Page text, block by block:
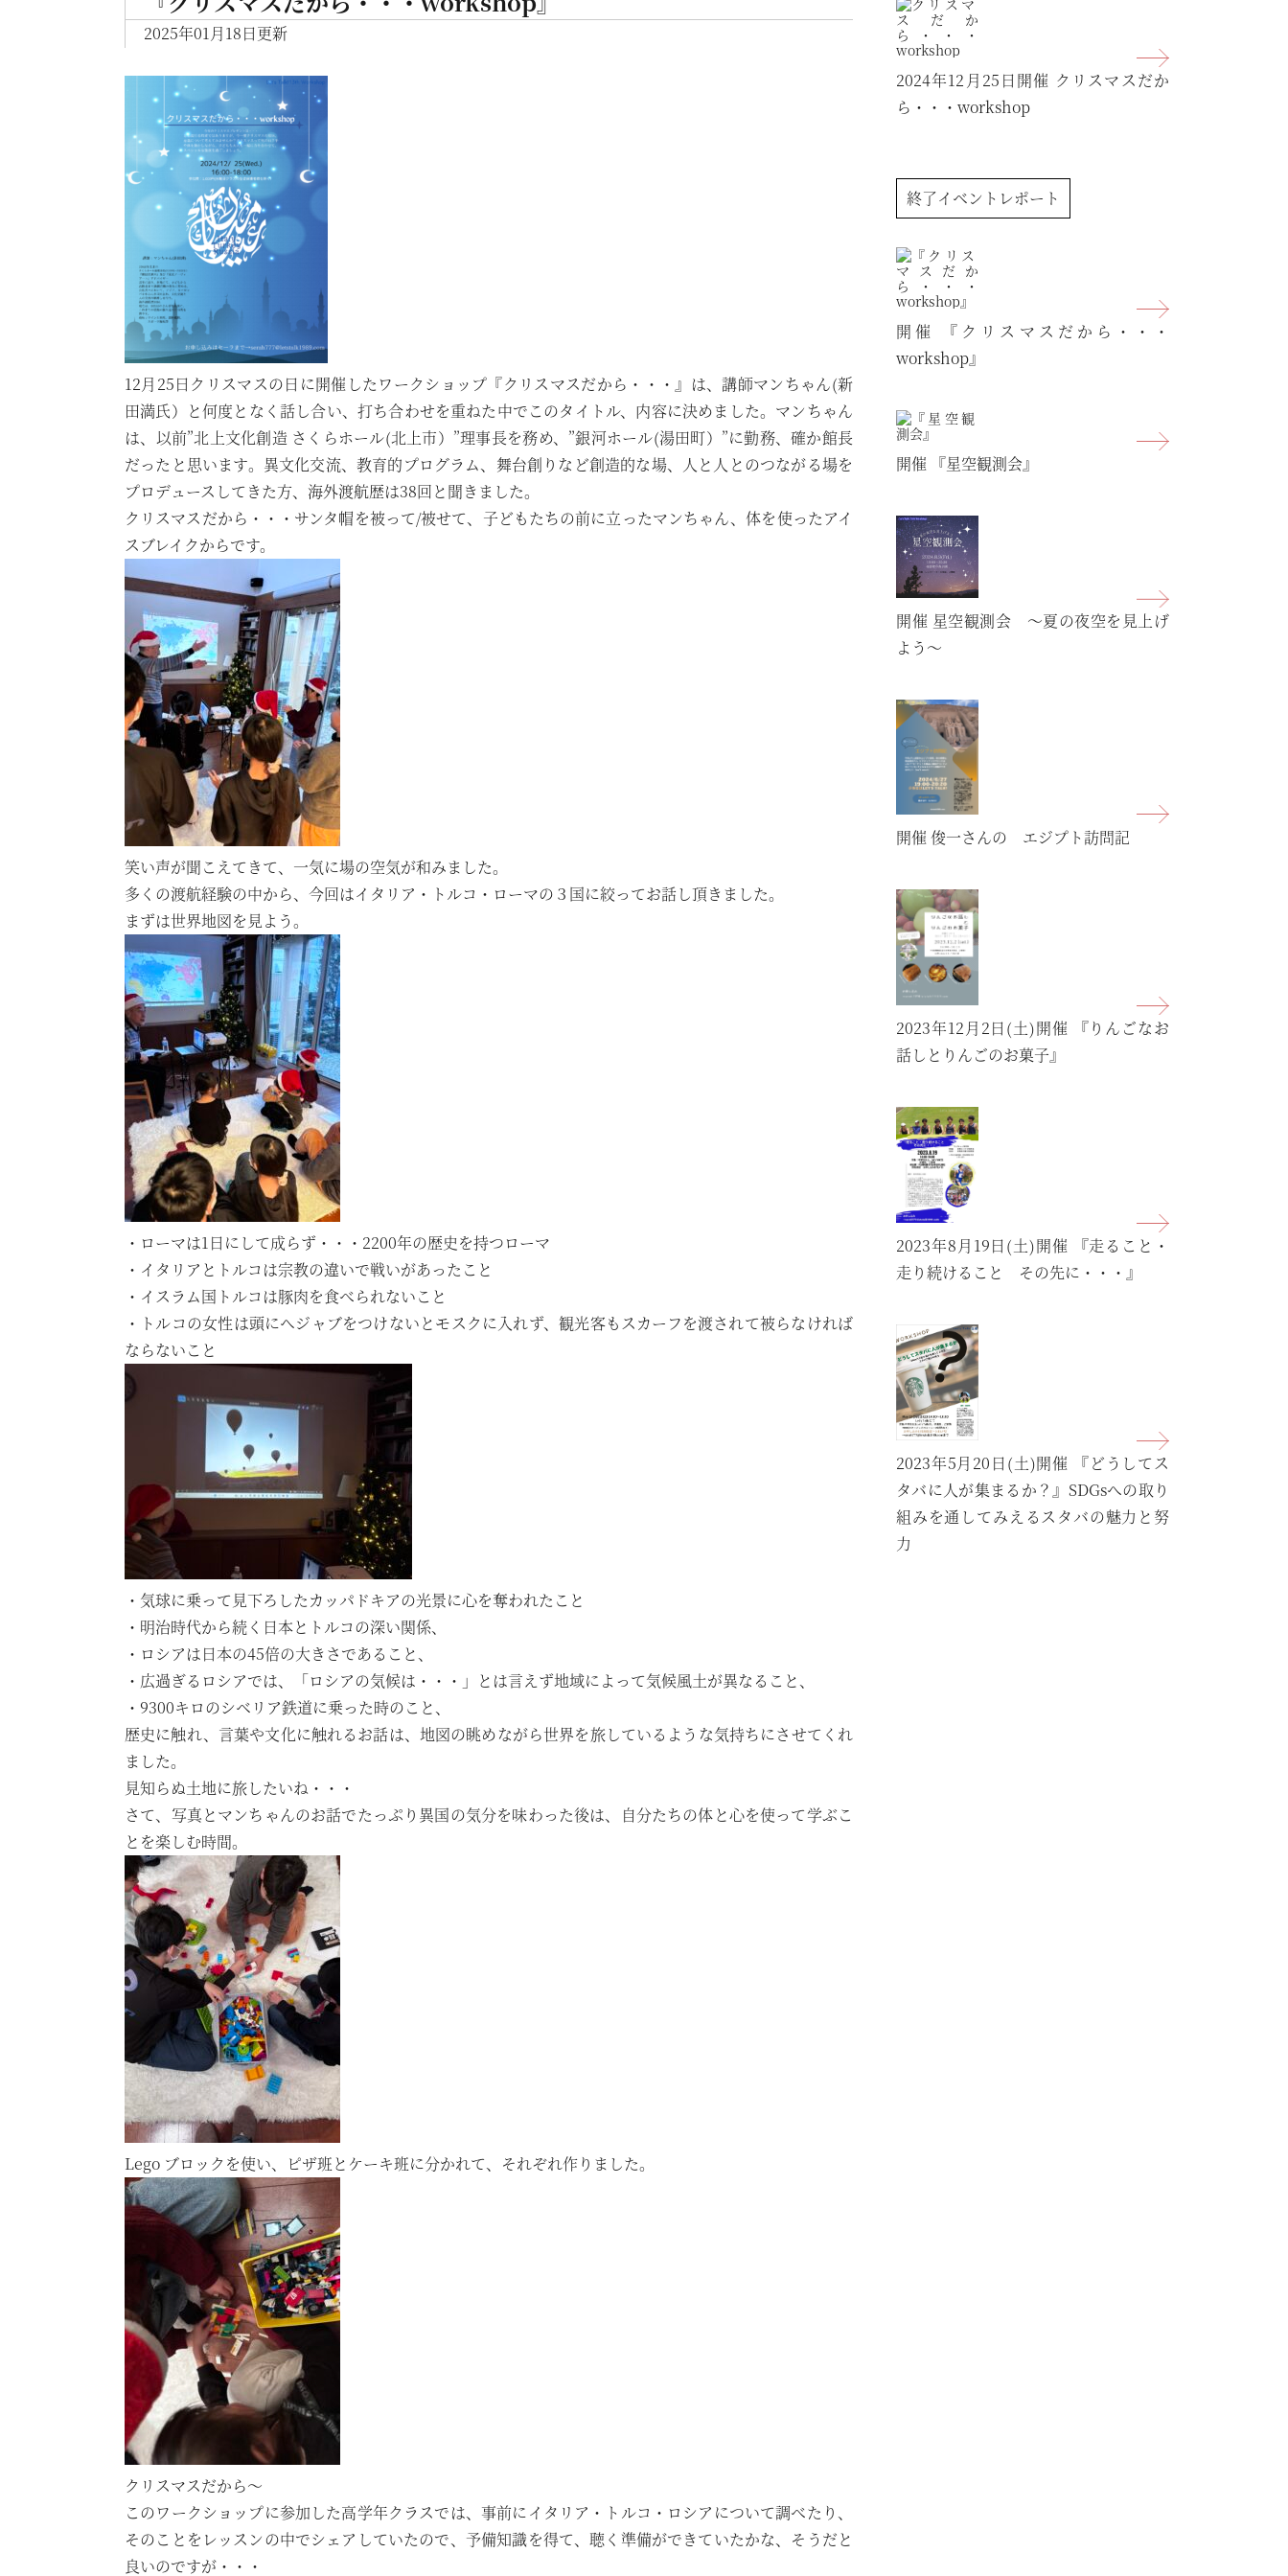
2025年01月18日更新
12月25日クリスマスの日に開催したワークショップ『クリスマスだから・・・』は、講師マンちゃん(新
田満氏）と何度となく話し合い、打ち合わせを重ねた中でこのタイトル、内容に決めました。マンちゃん
は、以前”北上文化創造 さくらホール(北上市）”理事長を務め、”銀河ホール(湯田町）”に勤務、確か館長
だったと思います。異文化交流、教育的プログラム、舞台創りなど創造的な場、人と人とのつながる場を
プロデュースしてきた方、海外渡航歴は38回と聞きました。
クリスマスだから・・・サンタ帽を被って/被せて、子どもたちの前に立ったマンちゃん、体を使ったアイ
スブレイクからです。
笑い声が聞こえてきて、一気に場の空気が和みました。
多くの渡航経験の中から、今回はイタリア・トルコ・ローマの３国に絞ってお話し頂きました。
まずは世界地図を見よう。
・ローマは1日にして成らず・・・2200年の歴史を持つローマ
・イタリアとトルコは宗教の違いで戦いがあったこと
・イスラム国トルコは豚肉を食べられないこと
・トルコの女性は頭にヘジャブをつけないとモスクに入れず、観光客もスカーフを渡されて被らなければ
ならないこと
・気球に乗って見下ろしたカッパドキアの光景に心を奪われたこと
・明治時代から続く日本とトルコの深い関係、
・ロシアは日本の45倍の大きさであること、
・広過ぎるロシアでは、「ロシアの気候は・・・」とは言えず地域によって気候風土が異なること、
・9300キロのシベリア鉄道に乗った時のこと、
歴史に触れ、言葉や文化に触れるお話は、地図の眺めながら世界を旅しているような気持ちにさせてくれ
ました。
見知らぬ土地に旅したいね・・・
さて、写真とマンちゃんのお話でたっぷり異国の気分を味わった後は、自分たちの体と心を使って学ぶこ
とを楽しむ時間。
Lego ブロックを使い、ピザ班とケーキ班に分かれて、それぞれ作りました。
クリスマスだから〜
このワークショップに参加した高学年クラスでは、事前にイタリア・トルコ・ロシアについて調べたり、
そのことをレッスンの中でシェアしていたので、予備知識を得て、聴く準備ができていたかな、そうだと
良いのですが・・・
2024年12月25日開催 クリスマスだか
ら・・・workshop
終了イベントレポート
開催
『クリスマスだから・・・
workshop』
開催 『星空観測会』
開催 星空観測会 〜夏の夜空を見上げ
よう〜
開催 俊一さんの エジプト訪問記
2023年12月2日(土)開催 『りんごなお
話しとりんごのお菓子』
2023年8月19日(土)開催 『走ること・
走り続けること その先に・・・』
2023年5月20日(土)開催 『どうしてス
タバに人が集まるか？』SDGsへの取り
組みを通してみえるスタバの魅力と努
力